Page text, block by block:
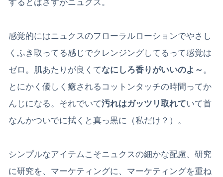
するとはさすがニュクス。
感覚的にはニュクスのフローラルローションでやさし
くふき取ってる感じでクレンジングしてるって感覚は
ゼロ。肌あたりが良くてなにしろ香りがいいのよ～ 。
とにかく優しく癒されるコットンタッチの時間ってか
んじになる。それでいて汚れはガッツリ取れていて首
なんかついでに拭くと真っ黒に（私だけ？）。
シンプルなアイテムこそニュクスの細かな配慮、研究
に研究を、マーケティングに、マーケティングを重ね